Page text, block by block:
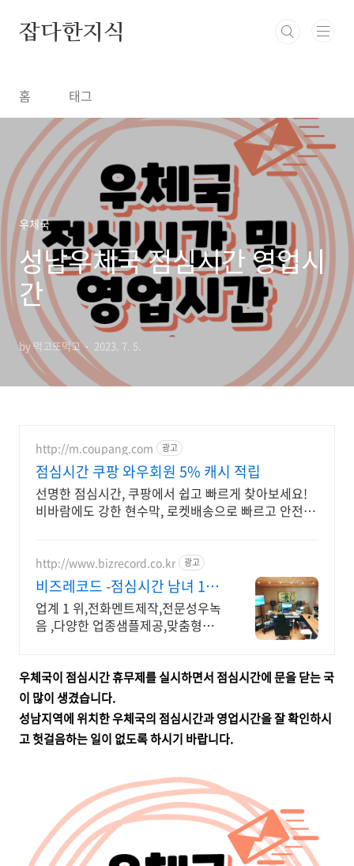
잡다한지식
홈 태그
우체국
성남우체국 점심시간 영업시
간
by 먹고또먹고 2023. 7. 5.
http://m.coupang.com 광고
점심시간 쿠팡 와우회원 5% 캐시 적립
선명한 점심시간, 쿠팡에서 쉽고 빠르게 찾아보세요!
비바람에도 강한 현수막, 로켓배송으로 빠르고 안전하
http://www.bizrecord.co.kr 광고
비즈레코드 -점심시간 남녀 10
명 전속성우선택가능
업계 1 위,전화멘트제작,전문성우녹
음 ,다양한 업종샘플제공,맞춤형제
우체국이 점심시간 휴무제를 실시하면서 점심시간에 문을 닫는 국
이 많이 생겼습니다.
성남지역에 위치한 우체국의 점심시간과 영업시간을 잘 확인하시
고 헛걸음하는 일이 없도록 하시기 바랍니다.